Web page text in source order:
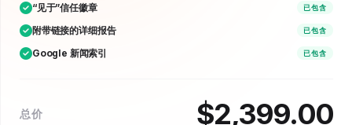
“见于”信任徽章 已包含
附带链接的详细报告 已包含
Google 新闻索引 已包含
总价 $2,399.00